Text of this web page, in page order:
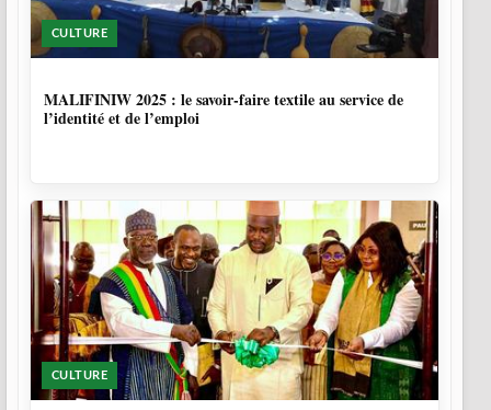
CULTURE
MALIFINIW 2025 : le savoir-faire textile au service de
l’identité et de l’emploi
CULTURE